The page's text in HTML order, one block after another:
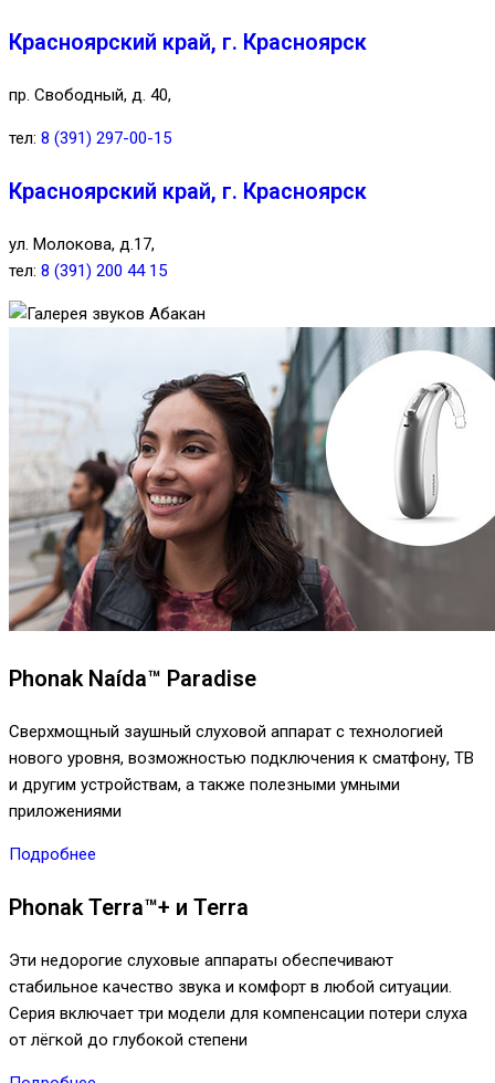
Красноярский край, г. Красноярск
пр. Свободный, д. 40,
тел: 8 (391) 297-00-15
Красноярский край, г. Красноярск
ул. Молокова, д.17,
тел: 8 (391) 200 44 15
Phonak Naída™ Paradise
Сверхмощный заушный слуховой аппарат с технологией
нового уровня, возможностью подключения к сматфону, ТВ
и другим устройствам, а также полезными умными
приложениями
Подробнее
Phonak Terra™+ и Terra
Эти недорогие слуховые аппараты обеспечивают
стабильное качество звука и комфорт в любой ситуации.
Серия включает три модели для компенсации потери слуха
от лёгкой до глубокой степени